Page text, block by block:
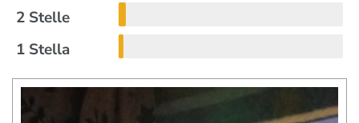
2 Stelle
1 Stella